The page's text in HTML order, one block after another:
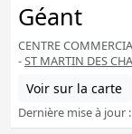
Géant
CENTRE
-ST MARTIN DES
Voir sur la carte
Dernière mise à jour